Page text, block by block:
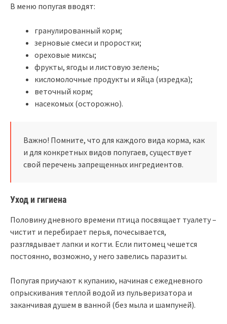
В меню попугая вводят:
гранулированный корм;
зерновые смеси и проростки;
ореховые миксы;
фрукты, ягоды и листовую зелень;
кисломолочные продукты и яйца (изредка);
веточный корм;
насекомых (осторожно).
Важно! Помните, что для каждого вида корма, как
и для конкретных видов попугаев, существует
свой перечень запрещенных ингредиентов.
Уход и гигиена
Половину дневного времени птица посвящает туалету –
чистит и перебирает перья, почесывается,
разглядывает лапки и когти. Если питомец чешется
постоянно, возможно, у него завелись паразиты.
Попугая приучают к купанию, начиная с ежедневного
опрыскивания теплой водой из пульверизатора и
заканчивая душем в ванной (без мыла и шампуней).